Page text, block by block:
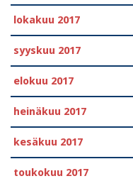
lokakuu 2017
syyskuu 2017
elokuu 2017
heinäkuu 2017
kesäkuu 2017
toukokuu 2017